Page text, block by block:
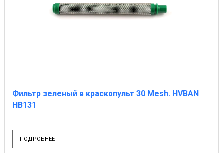
Фильтр зеленый в краскопульт 30 Mesh. HVBAN
HB131
ПОДРОБНЕЕ